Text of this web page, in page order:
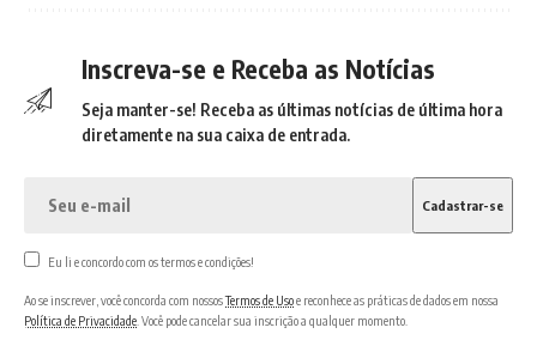
Inscreva-se e Receba as Notícias
Seja manter-se! Receba as últimas notícias de última hora
diretamente na sua caixa de entrada.
Eu li e concordo com os termos e condições!
Ao se inscrever, você concorda com nossosTermos de Usoe reconhece as práticas de dados em nossa
Política de Privacidade . Você pode cancelar sua inscrição a qualquer momento.